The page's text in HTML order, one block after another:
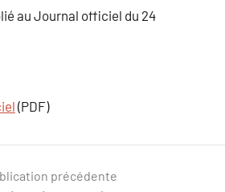
au Journal officiel du 24
(PDF)
précédente